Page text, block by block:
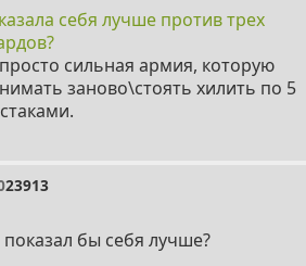
себя лучше против трех
сильная армия, которую
заново\стоять хилить по 5
23913
показал бы себя лучше?